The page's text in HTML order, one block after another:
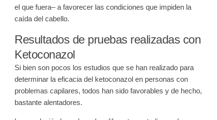
el que fuera– a favorecer las condiciones que impiden la
caída del cabello.
Resultados de pruebas realizadas con
Ketoconazol
Si bien son pocos los estudios que se han realizado para
determinar la eficacia del ketoconazol en personas con
problemas capilares, todos han sido favorables y de hecho,
bastante alentadores.